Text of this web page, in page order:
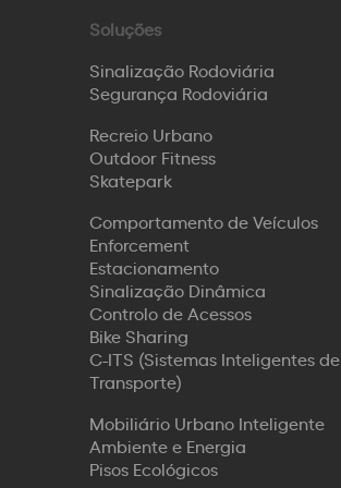
Soluções
Sinalização Rodoviária
Segurança Rodoviária
Recreio Urbano
Outdoor Fitness
Skatepark
Comportamento de Veículos
Enforcement
Estacionamento
Sinalização Dinâmica
Controlo de Acessos
Bike Sharing
C-ITS (Sistemas Inteligentes de
Transporte)
Mobiliário Urbano Inteligente
Ambiente e Energia
Pisos Ecológicos